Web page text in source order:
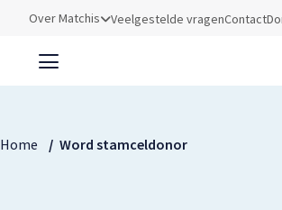
Utilities
Over Matchis Veelgestelde vragenContact
Kruimelpad
Home Word stamceldonor